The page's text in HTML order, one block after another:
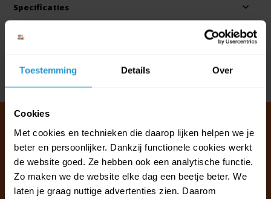
Toestemming Details Over
Cookies
Met cookies en technieken die daarop lijken helpen we je
beter en persoonlijker. Dankzij functionele cookies werkt
de website goed. Ze hebben ook een analytische functie.
Zo maken we de website elke dag een beetje beter. We
laten je graag nuttige advertenties zien. Daarom
Specificaties
Reviews
Klantenservice & FAQ
Wij staan voor u klaar.